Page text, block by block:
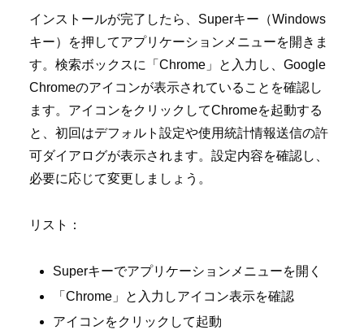
インストールが完了したら、Superキー（Windows
キー）を押してアプリケーションメニューを開きま
す。検索ボックスに「Chrome」と入力し、Google
Chromeのアイコンが表示されていることを確認し
ます。アイコンをクリックしてChromeを起動する
と、初回はデフォルト設定や使用統計情報送信の許
可ダイアログが表示されます。設定内容を確認し、
必要に応じて変更しましょう。
リスト：
Superキーでアプリケーションメニューを開く
「Chrome」と入力しアイコン表示を確認
アイコンをクリックして起動